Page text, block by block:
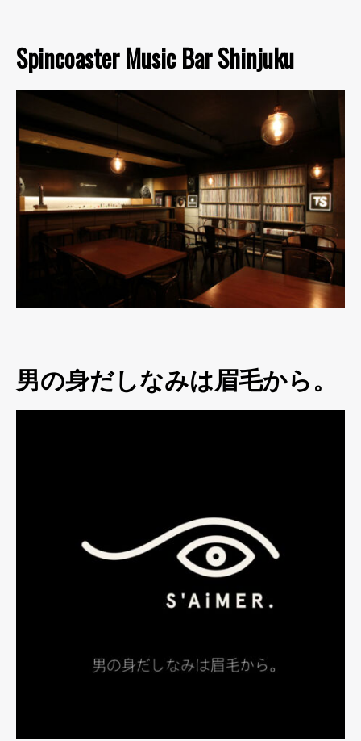
Spincoaster Music Bar Shinjuku
男の身だしなみは眉毛から。